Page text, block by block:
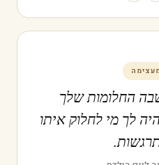
החלומות שלך
לך מי לחלוק איתו